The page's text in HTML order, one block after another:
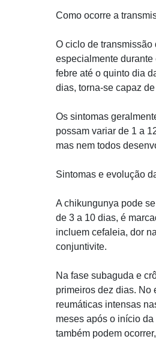
Como ocorre a
O ciclo de
especialmente
febre até o quinto dia
dias, torna-se capaz
Os sintomas
possam variar de 1 a
mas nem todos
Sintomas e evolução
A chikungunya pode
de 3 a 10 dias, é
incluem cefaleia, dor
conjuntivite.
Na fase subaguda e
primeiros dez dias. No
reumáticas intensas
meses após o início
também podem